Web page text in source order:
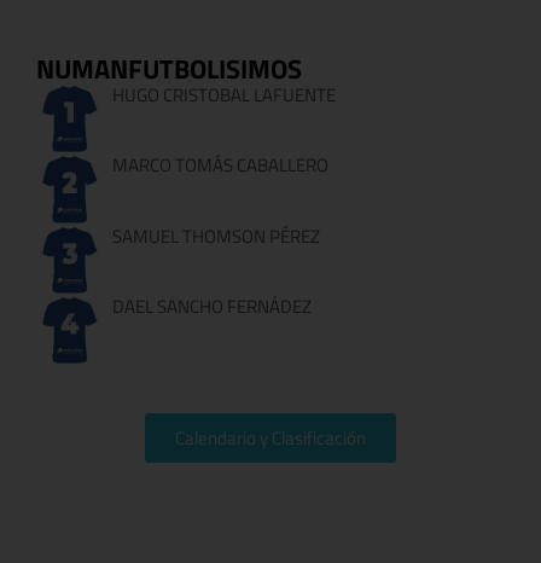
NUMANFUTBOLISIMOS
HUGO CRISTOBAL LAFUENTE
MARCO TOMÁS CABALLERO
SAMUEL THOMSON PÉREZ
DAEL SANCHO FERNÁDEZ
Calendario y Clasificación